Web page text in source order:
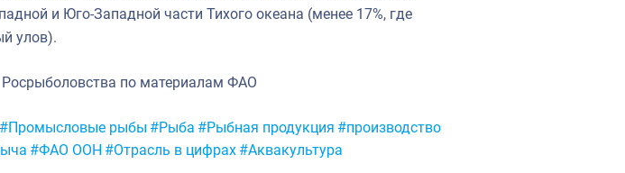
и Юго-Западной части Тихого океана (менее 17%, где
улов).
Росрыболовства по материалам ФАО
#Промысловые рыбы #Рыба #Рыбная продукция #производство
#ФАО ООН #Отрасль в цифрах #Аквакультура